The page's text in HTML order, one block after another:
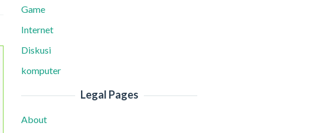
Game
Internet
Diskusi
komputer
Legal Pages
About